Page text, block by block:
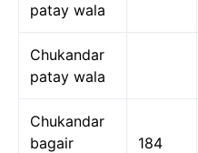
patay wala
Chukandar
patay wala
Chukandar
bagair
184